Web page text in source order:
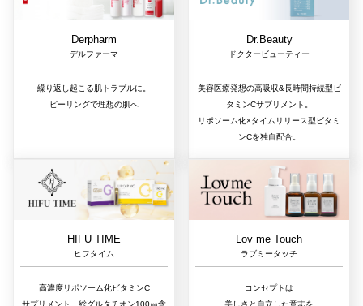
Derpharm
デルファーマ
繰り返し起こる肌トラブルに。
ピーリングで理想の肌へ
Dr.Beauty
ドクタービューティー
美容医療発想の高吸収&長時間持続型ビ
タミンCサプリメント。
リポソーム化×タイムリリース型ビタミ
ンCを独自配合。
HIFU TIME
ヒフタイム
高濃度リポソーム化ビタミンC
サプリメント、総グルタチオン100㎎含
Lov me Touch
ラブミータッチ
コンセプトは
美しさと自立した意志を